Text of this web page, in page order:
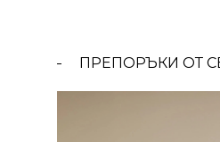
ПРЕПОРЪКИ ОТ